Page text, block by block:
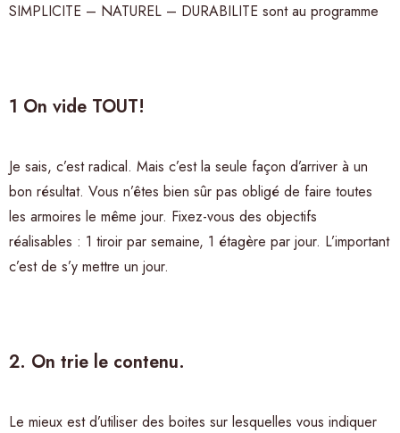
SIMPLICITE – NATUREL – DURABILITE sont au programme
1 On vide TOUT!
Je sais, c’est radical. Mais c’est la seule façon d’arriver à un
bon résultat. Vous n’êtes bien sûr pas obligé de faire toutes
les armoires le même jour. Fixez-vous des objectifs
réalisables : 1 tiroir par semaine, 1 étagère par jour. L’important
c’est de s’y mettre un jour.
2. On trie le contenu.
Le mieux est d’utiliser des boites sur lesquelles vous indiquer